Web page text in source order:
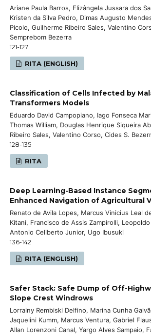
Ariane Paula Barros, Elizângela Jussara dos
Kristen da Silva Pedro, Dimas Augusto
Picolo, Guilherme Ribeiro Sales, Valentino
Semprebom Bezerra
121-127
RITA (ENGLISH)
Classification of Cells Infected by
Transformers Models
Eduardo David Campopiano, Iago Fonseca
Thomas William, Douglas Henrique Siqueira
Ribeiro Sales, Valentino Corso, Cides S.
128-135
RITA
Deep Learning-Based Instance
Enhanced Navigation of Agricultural
Renato de Avila Lopes, Marcus Vinicius Leal
Kitani, Francisco de Assis Zampirolli,
Antonio Celiberto Junior, Ugo Ibusuki
136-142
RITA (ENGLISH)
Safer Stack: Safe Dump of Off-
Slope Crest Windrows
Lorrainy Rembiski Delfino, Marina Cunha
Jaquelini Kumm, Marcus Ventura, Gabriel
Allan Lorenzoni Canal, Yargo Alves Sampaio,